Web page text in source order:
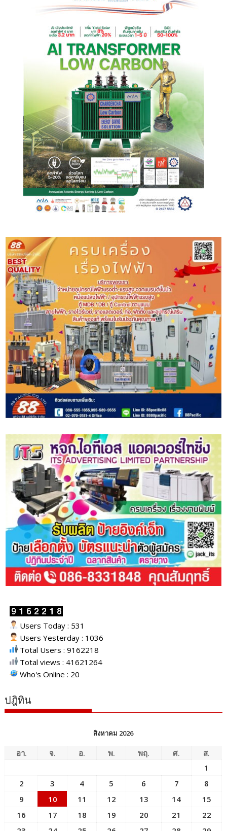
Users Today : 531
Users Yesterday : 1036
Total Users : 9162218
Total views : 41621264
Who's Online : 20
ปฎิทิน
สิงหาคม 2026
อา. จ. อ. พ. พฤ. ศ.
ส.
1
2
3 4 5 6 7
8
9
10 11 12 13 14
15
16
17 18 19 20 21
22